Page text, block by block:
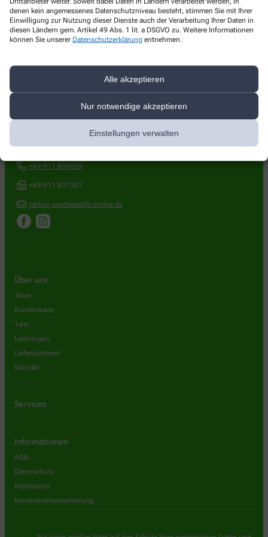
denen kein angemessenes Datenschutzniveau besteht, stimmen Sie mit Ihrer
Einwilligung zur Nutzung dieser Dienste auch der Verarbeitung Ihrer Daten in
diesen Ländern gem. Artikel 49 Abs. 1 lit. a DSGVO zu. Weitere Informationen
können Sie unserer Datenschutzerklärung entnehmen.
Alle akzeptieren
Nur notwendige akzeptieren
Einstellungen verwalten
Einfach anklicken und durch die Talerprämien stöbern!
Ratibor Apotheke
+49-911 899069
+49-911 897307
ratibor-apotheke@t-online.de
Über uns
Team
Kundenkarte
Taler
Leistungen
Lieferoptionen
Kontakt
Services
Informationen
AGB
Datenschutz
Impressum
Barrierefreiheitserklärung